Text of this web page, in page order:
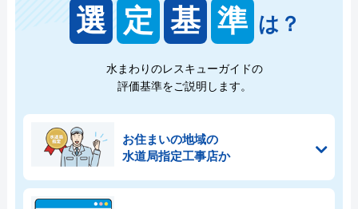
選 定 基 準 は？
水まわりのレスキューガイドの
評価基準をご説明します。
お住まいの地域の
水道局指定工事店か